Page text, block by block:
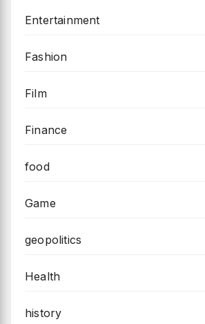
Entertainment
Fashion
Film
Finance
food
Game
geopolitics
Health
history